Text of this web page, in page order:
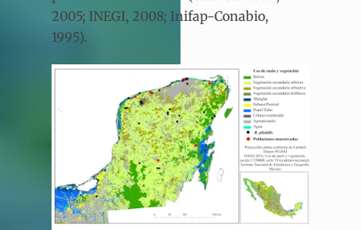
2005; INEGI, 2008; Inifap-Conabio,
1995).